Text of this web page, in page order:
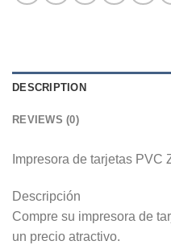
DESCRIPTION
REVIEWS (0)
Impresora de tarjetas PVC
Descripción
Compre su impresora de
un precio atractivo.